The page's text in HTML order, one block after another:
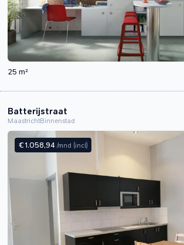
25 m²
Batterijstraat
MaastrichtBinnenstad
€ 1.058,94 /mnd (incl)